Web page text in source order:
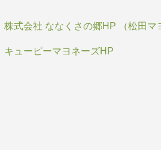
株式会社 ななくさの郷HP （松田マ
キューピーマヨネーズHP